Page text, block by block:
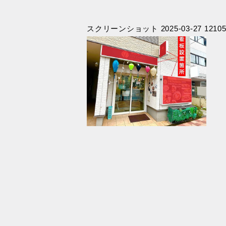
スクリーンショット 2025-03-27